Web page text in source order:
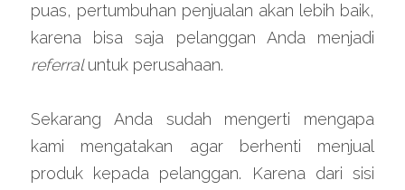
puas, pertumbuhan penjualan akan lebih baik,
referral untuk perusahaan.
Sekarang Anda sudah mengerti mengapa
kami mengatakan agar berhenti menjual
produk kepada pelanggan. Karena dari sisi